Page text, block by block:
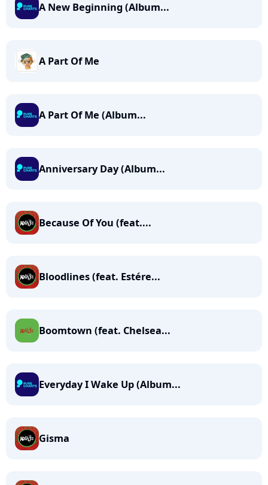
A New Beginning (Album...
A Part Of Me
A Part Of Me (Album...
Anniversary Day (Album...
Because Of You (feat....
Bloodlines (feat. Estére...
Boomtown (feat. Chelsea...
Everyday I Wake Up (Album...
Gisma